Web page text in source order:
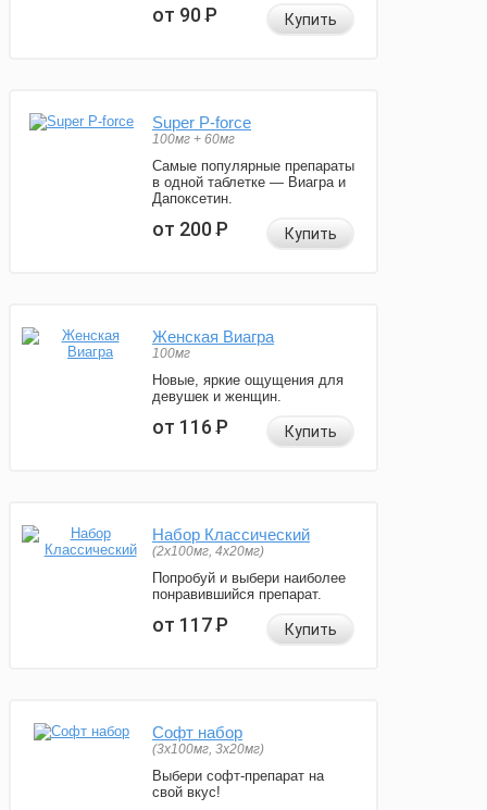
от 90Р Купить
Super P-force
100мг + 60мг
Самые популярные препараты
в одной таблетке — Виагра и
Дапоксетин.
от 200Р Купить
Женская Виагра
100мг
Новые, яркие ощущения для
девушек и женщин.
от 116Р Купить
Набор Классический
(2x100мг, 4x20мг)
Попробуй и выбери наиболее
понравившийся препарат.
от 117Р Купить
Софт набор
(3x100мг, 3x20мг)
Выбери софт-препарат на
свой вкус!